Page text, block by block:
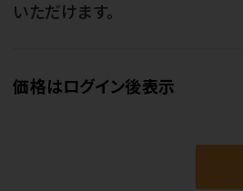
いただけます。
価格はログイン後表示